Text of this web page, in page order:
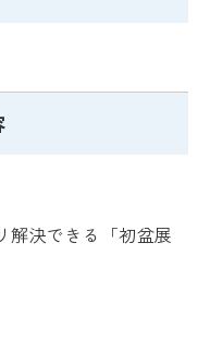
解決できる「初盆展